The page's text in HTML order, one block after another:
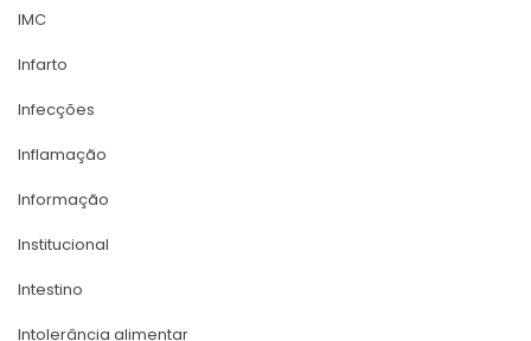
IMC
Infarto
Infecçõe
Inflamação
Informação
Institucional
Intestino
Intolerância alimentar